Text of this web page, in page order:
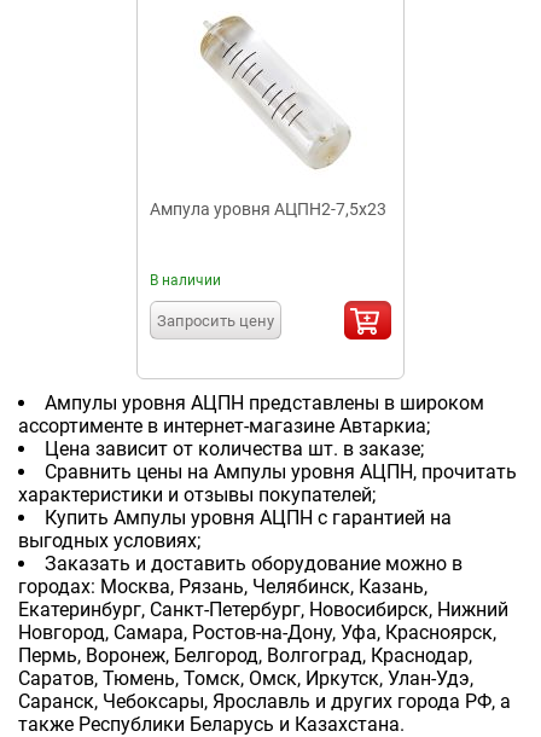
Ампула уровня АЦПН2-7,5х23
В наличии
Запросить цену
Ампулы уровня АЦПН представлены в широком
ассортименте в интернет-магазине Автаркиа;
Цена зависит от количества шт. в заказе;
Сравнить цены на Ампулы уровня АЦПН, прочитать
характеристики и отзывы покупателей;
Купить Ампулы уровня АЦПН с гарантией на
выгодных условиях;
Заказать и доставить оборудование можно в
городах: Москва, Рязань, Челябинск, Казань,
Екатеринбург, Санкт-Петербург, Новосибирск, Нижний
Новгород, Самара, Ростов-на-Дону, Уфа, Красноярск,
Пермь, Воронеж, Белгород, Волгоград, Краснодар,
Саратов, Тюмень, Томск, Омск, Иркутск, Улан-Удэ,
Саранск, Чебоксары, Ярославль и других города РФ, а
также Республики Беларусь и Казахстана.